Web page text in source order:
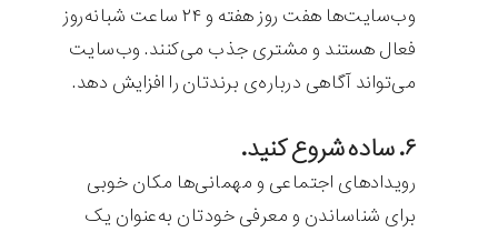
وب‌سایت‌ها هفت روز هفته و ۲۴ ساعت شبانه‌روز
فعال هستند و مشتری جذب می‌کنند. وب‌سایت
می‌تواند آگاهی درباره‌ی برندتان را افزایش دهد.
۶. ساده شروع کنید.
رویدادهای اجتماعی و مهمانی‌ها مکان خوبی
برای شناساندن و معرفی خودتان به‌عنوان یک